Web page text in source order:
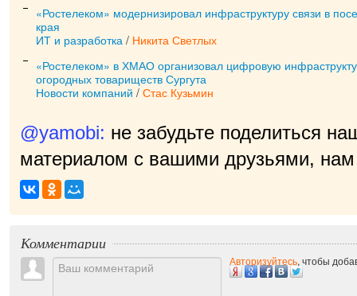
«Ростелеком» модернизировал инфраструктуру связи в
края
ИТ и разработка / Никита Светлых
«Ростелеком» в ХМАО организовал цифровую
огородных товариществ Сургута
Новости компаний / Стас Кузьмин
@yamobi: не забудьте поделиться
материалом с вашими друзьями, нам
Комментарии
Авторизуйтесь, чтобы